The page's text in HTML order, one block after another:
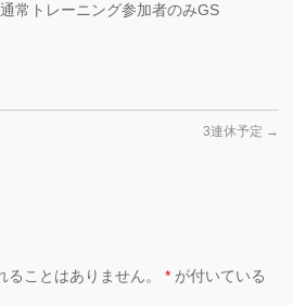
トレーニング参加者のみGS
3連休予定 →
ることはありません。 * が付いている